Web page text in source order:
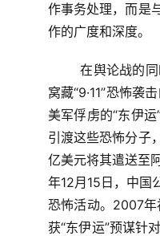
作事务处理，而是
作的广度和深度。
在舆论战的
窝藏“9·11”恐怖袭
美军俘虏的“东伊
引渡这些恐怖分子
亿美元将其遣送至
年12月15日，中国
恐怖活动。2007年
获“东伊运”预谋针